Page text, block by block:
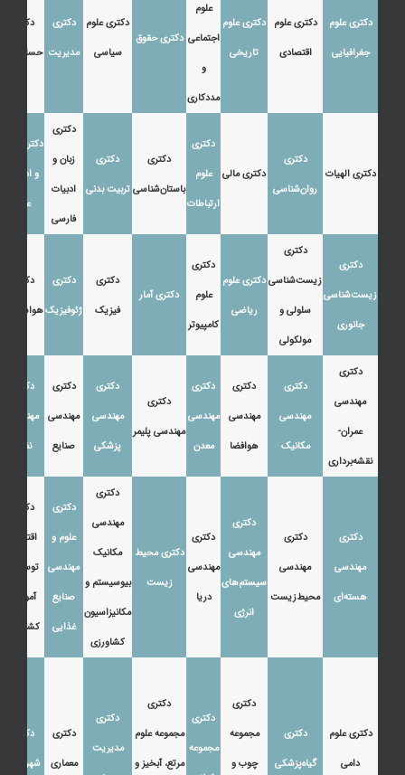
دکتری علوم
جغرافیایی
دکتری علوم
اقتصادی
دکتری علوم
تاریخی
علوم
اجتماعی
و
مددکاری
دکتری حقوق
دکتری علوم
سیاسی
دکتری
مدیریت
دکتری
حسابداری
دکتری الهیات
دکتری
روان‌شناسی
دکتری مالی
دکتری
علوم
ارتباطات
دکتری
باستان‌شناسی
دکتری
تربیت بدنی
دکتری
زبان و
ادبیات
فارسی
دکتری زبان
و ادبیات
عرب
دکتری
زیست‌شناسی
جانوری
دکتری
زیست‌شناسی
سلولی و
مولکولی
دکتری علوم
ریاضی
دکتری
علوم
کامپیوتر
دکتری آمار
دکتری
فیزیک
دکتری
ژئوفیزیک
دکتری
هواشناسی
دکتری
مهندسی
عمران-
نقشه‌برداری
دکتری
مهندسی
مکانیک
دکتری
مهندسی
هوافضا
دکتری
مهندسی
معدن
دکتری
مهندسی پلیمر
دکتری
مهندسی
پزشکی
دکتری
مهندسی
صنایع
دکتری
مهندسی
نفت
دکتری
مهندسی
هسته‌ای
دکتری
مهندسی
محیط‌زیست
دکتری
مهندسی
سیستم‌های
انرژی
دکتری
مهندسی
دریا
دکتری محیط
زیست
دکتری
مهندسی
مکانیک
بیوسیستم و
مکانیزاسیون
کشاورزی
دکتری
علوم و
مهندسی
صنایع
غذایی
دکتری
اقتصاد،
توسعه و
آموزش
کشاورزی
دکتری علوم
دامی
دکتری
گیاه‌پزشکی
دکتری
مجموعه
چوب و
دکتری
مجموعه
دکتری
مجموعه علوم
مرتع، آبخیز و
دکتری
مدیریت
دکتری
معماری
دکتری
شهرسازی